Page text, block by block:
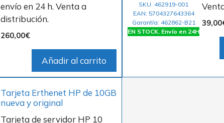
envío en 24 h. Venta a
distribución.
260,00€
Añadir al carrito
SKU: 462919-001
EAN: 5704327643364
Garantía: 462862-B21
EN STOCK. Envío en 24H
39,00
Tarjeta Erthenet HP de 10GB
nueva y original
Tarjeta de servidor HP 10